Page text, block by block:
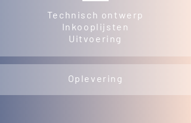
Technisch ontwerp
Inkooplijsten
Uitvoering
Oplevering